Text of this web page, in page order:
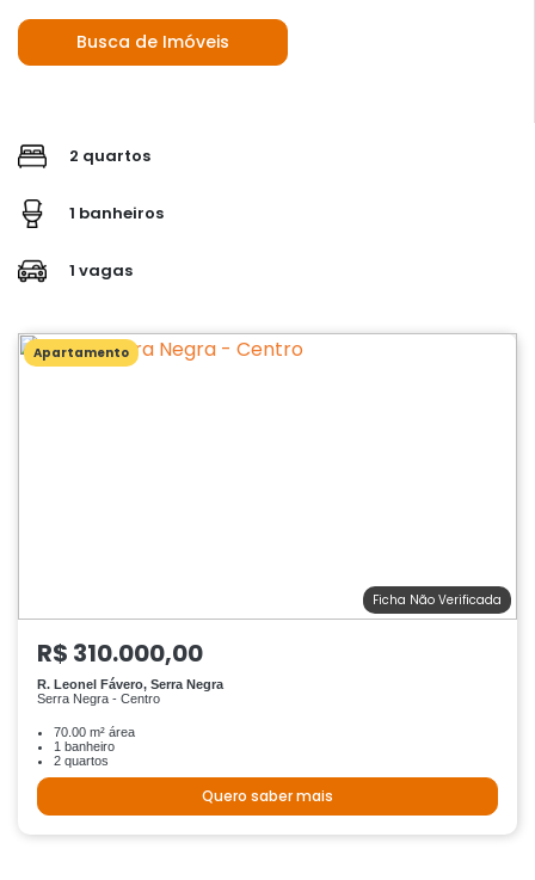
Busca de Imóveis
2 quartos
1 banheiros
1 vagas
Apartamento
Ficha Não Verificada
R$ 310.000,00
R. Leonel Fávero, Serra Negra
Serra Negra - Centro
70.00 m² área
1 banheiro
2 quartos
Quero saber mais